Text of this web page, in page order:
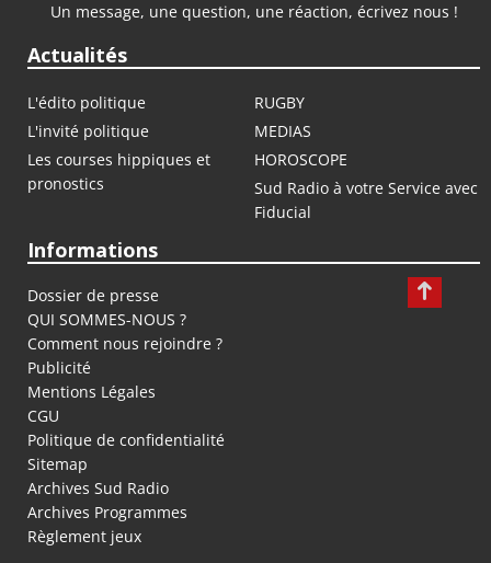
Un message, une question, une réaction, écrivez nous !
Actualités
L'édito politique
RUGBY
L'invité politique
MEDIAS
Les courses hippiques et
pronostics
HOROSCOPE
Sud Radio à votre Service avec
Fiducial
Informations
Dossier de presse
QUI SOMMES-NOUS ?
Comment nous rejoindre ?
Publicité
Mentions Légales
CGU
Politique de confidentialité
Sitemap
Archives Sud Radio
Archives Programmes
Règlement jeux